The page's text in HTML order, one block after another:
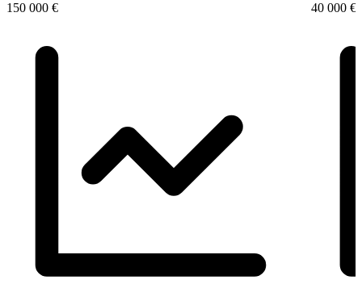
150 000 €
40 000 €